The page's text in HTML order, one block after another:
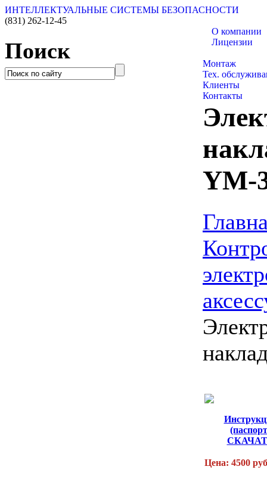
ИНТЕЛЛЕКТУАЛЬНЫЕ СИСТЕМЫ БЕЗОПАСНОСТИ
(831) 262-12-45
Поиск
О компании
Лицензии
Монтаж
Тех.
Клиенты
Контакты
YM-
Цена: 4500 руб